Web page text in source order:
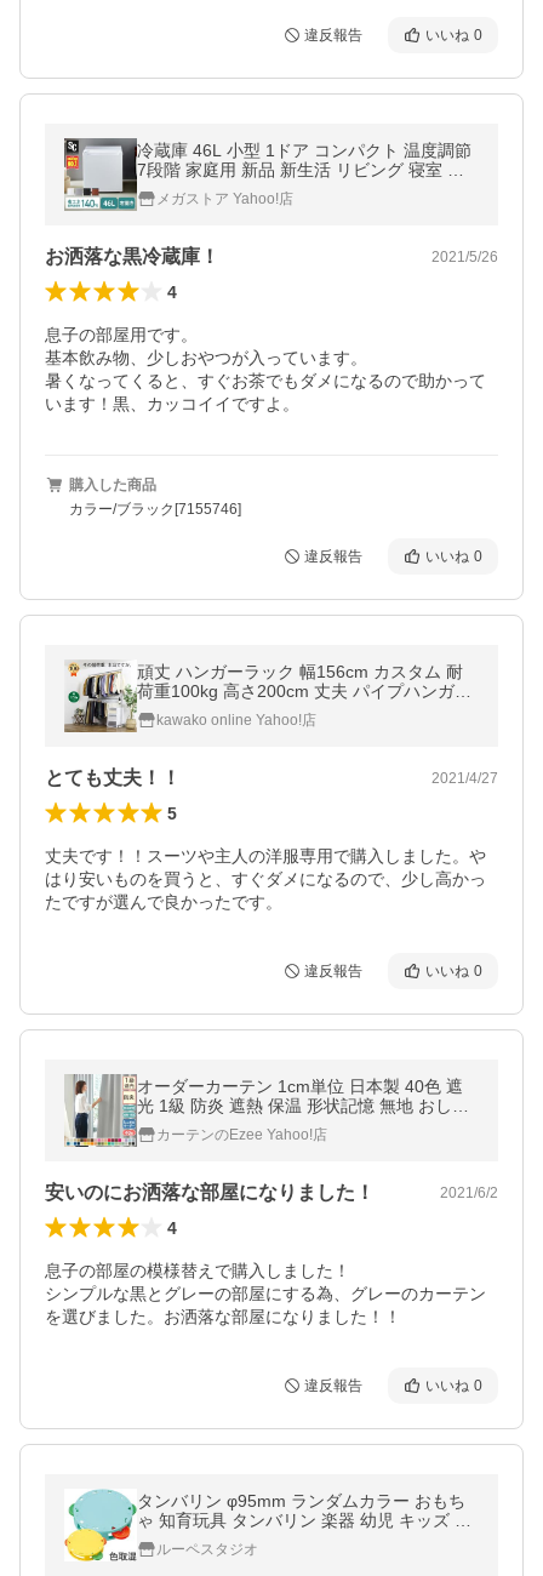
違反報告 いいね 0
冷蔵庫 46L 小型 1ドア コンパクト 温度調節
7段階 家庭用 新品 新生活 リビング 寝室 オ
フィス ミニ冷蔵庫 セカンド冷蔵庫 PRC-B05
1D *メガストア Yahoo!店
お洒落な黒冷蔵庫！ 2021/5/26
4
息子の部屋用です。
基本飲み物、少しおやつが入っています。
暑くなってくると、すぐお茶でもダメになるので助かって
います！黒、カッコイイですよ。
購入した商品
カラー/ブラック[7155746]
違反報告 いいね 0
頑丈 ハンガーラック 幅156cm カスタム 耐
荷重100kg 高さ200cm 丈夫 パイプハンガー
洋服掛け 2段ハンガー 業務用 アイアン コー
トハンガー 衣類 伸縮 川口工器
kawako online Yahoo!店
とても丈夫！！ 2021/4/27
5
丈夫です！！スーツや主人の洋服専用で購入しました。や
はり安いものを買うと、すぐダメになるので、少し高かっ
たですが選んで良かったです。
違反報告 いいね 0
オーダーカーテン 1cm単位 日本製 40色 遮
光 1級 防炎 遮熱 保温 形状記憶 無地 おしゃ
れ オーダー対応 北欧 新生活 一人暮らし 洗
濯可能 爆買 熱中症 暑さ指数
カーテンのEzee Yahoo!店
安いのにお洒落な部屋になりました！ 2021/6/2
4
息子の部屋の模様替えで購入しました！
シンプルな黒とグレーの部屋にする為、グレーのカーテン
を選びました。お洒落な部屋になりました！！
違反報告 いいね 0
タンバリン φ95mm ランダムカラー おもち
ゃ 知育玩具 タンバリン 楽器 幼児 キッズ 幼
稚園 保育園
ルーペスタジオ